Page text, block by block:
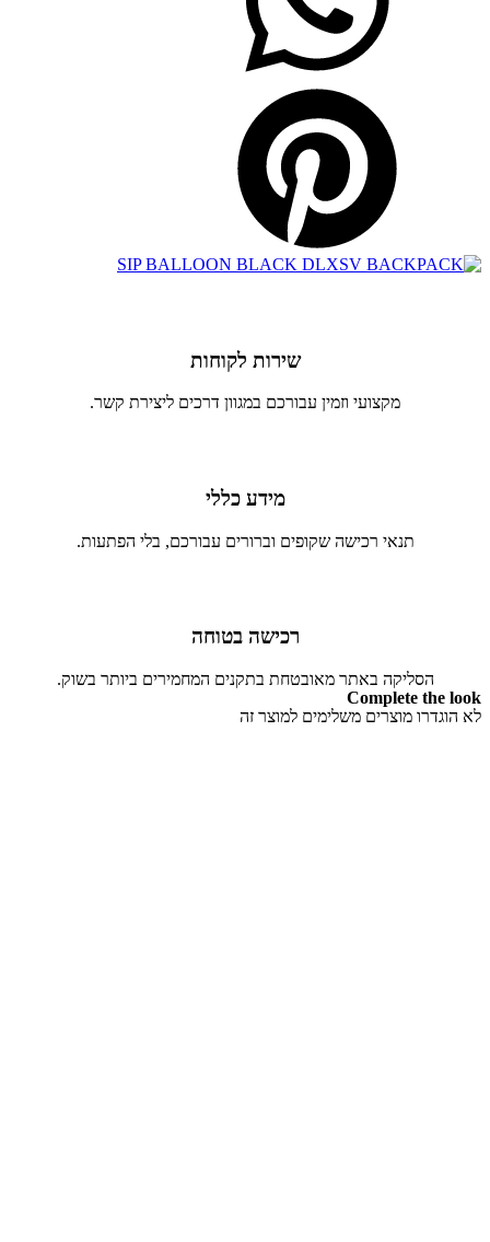
שירות לקוחות
מקצועי וזמין עבורכם במגוון דרכים ליצירת קשר.
מידע כללי
תנאי רכישה שקופים וברורים עבורכם, בלי הפתעות.
רכישה בטוחה
הסליקה באתר מאובטחת בתקנים המחמירים ביותר בשוק.
Complete the look
לא הוגדרו מוצרים משלימים למוצר זה